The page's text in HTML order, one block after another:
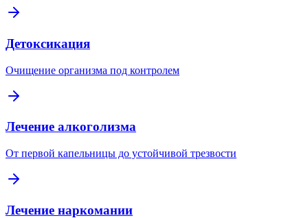
Детоксикация
Очищение организма под контролем
Лечение алкоголизма
От первой капельницы до устойчивой трезвости
Лечение наркомании